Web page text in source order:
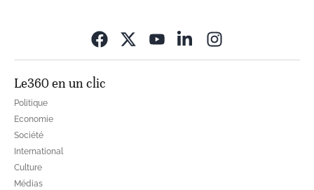
Le360 en un clic
Politique
Economie
Société
International
Culture
Médias